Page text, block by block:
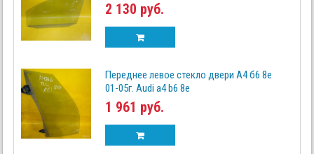
2 130 руб.
Переднее левое стекло двери А4 б6 8е
01-05г. Audi a4 b6 8е
1 961 руб.